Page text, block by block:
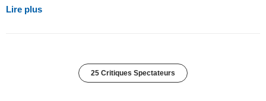
Lire plus
25 Critiques Spectateurs